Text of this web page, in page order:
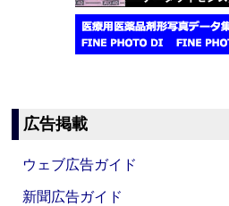
広告掲載
ウェブ広告ガイド
新聞広告ガイド